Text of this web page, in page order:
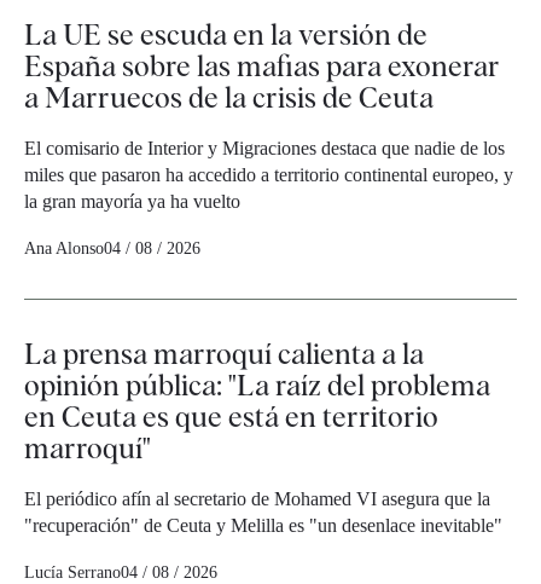
La UE se escuda en la versión de
España sobre las mafias para exonerar
a Marruecos de la crisis de Ceuta
El comisario de Interior y Migraciones destaca que nadie de los
miles que pasaron ha accedido a territorio continental europeo, y
la gran mayoría ya ha vuelto
Ana Alonso04 / 08 / 2026
La prensa marroquí calienta a la
opinión pública: "La raíz del problema
en Ceuta es que está en territorio
marroquí"
El periódico afín al secretario de Mohamed VI asegura que la
"recuperación" de Ceuta y Melilla es "un desenlace inevitable"
Lucía Serrano04 / 08 / 2026